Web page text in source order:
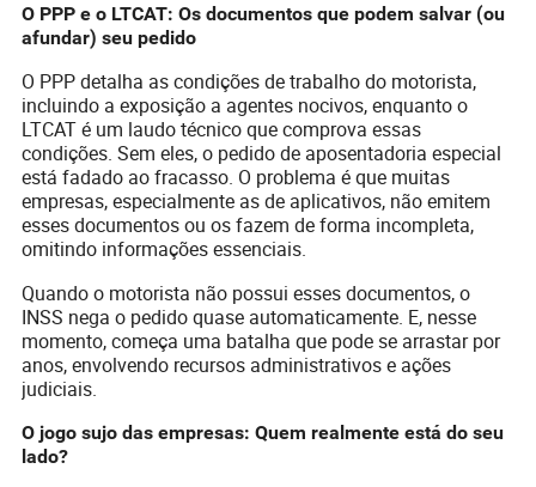
O PPP e o LTCAT: Os documentos que podem salvar (ou
afundar) seu pedido
O PPP detalha as condições de trabalho do motorista,
incluindo a exposição a agentes nocivos, enquanto o
LTCAT é um laudo técnico que comprova essas
condições. Sem eles, o pedido de aposentadoria especial
está fadado ao fracasso. O problema é que muitas
empresas, especialmente as de aplicativos, não emitem
esses documentos ou os fazem de forma incompleta,
omitindo informações essenciais.
Quando o motorista não possui esses documentos, o
INSS nega o pedido quase automaticamente. E, nesse
momento, começa uma batalha que pode se arrastar por
anos, envolvendo recursos administrativos e ações
judiciais.
O jogo sujo das empresas: Quem realmente está do seu
lado?